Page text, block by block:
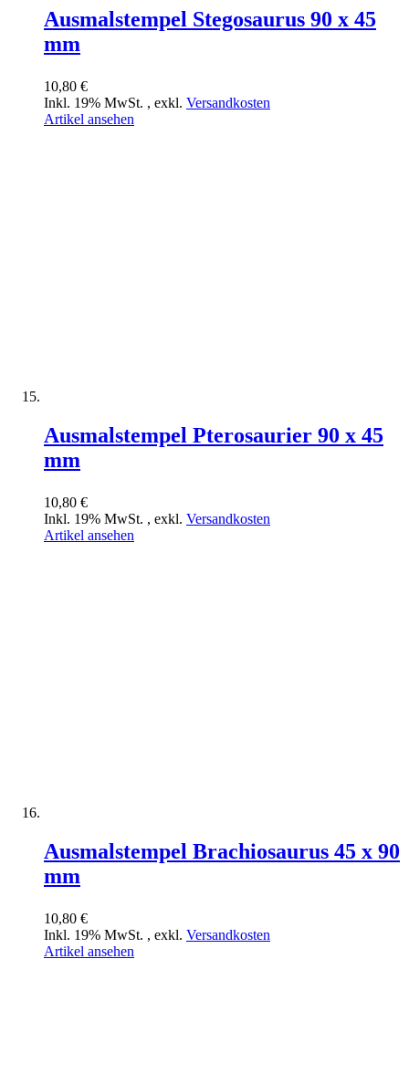
Ausmalstempel Stegosaurus 90 x 45
mm
10,80 €
Inkl. 19% MwSt. , exkl. Versandkosten
Artikel ansehen
Ausmalstempel Pterosaurier 90 x 45
mm
10,80 €
Inkl. 19% MwSt. , exkl. Versandkosten
Artikel ansehen
Ausmalstempel Brachiosaurus 45 x 90
mm
10,80 €
Inkl. 19% MwSt. , exkl. Versandkosten
Artikel ansehen